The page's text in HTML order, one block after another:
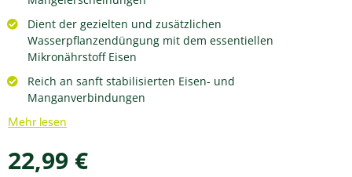
Dient der gezielten und zusätzlichen
Wasserpflanzendüngung mit dem essentiellen
Mikronährstoff Eisen
Reich an sanft stabilisierten Eisen- und
Manganverbindungen
Mehr lesen
22,99 €